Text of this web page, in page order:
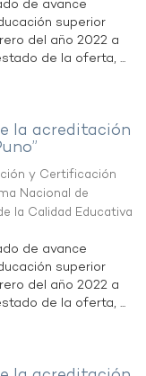
de avance
superior
del año 2022 a
de la oferta, ...
la acreditación
y Certificación
Nacional de
la Calidad Educativa
de avance
superior
del año 2022 a
de la oferta, ...